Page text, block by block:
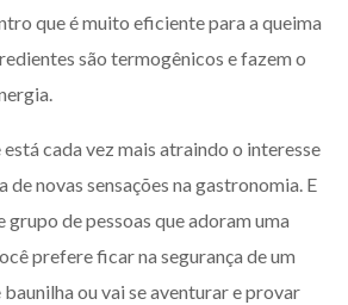
que é muito eficiente para a queima
são termogênicos e fazem o
cada vez mais atraindo o interesse
novas sensações na gastronomia. E
grupo de pessoas que adoram uma
prefere ficar na segurança de um
ou vai se aventurar e provar